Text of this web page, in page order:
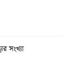
সংখ্যা